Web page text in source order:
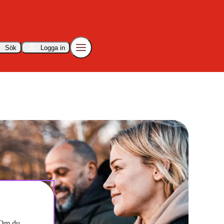
Sök Logga in